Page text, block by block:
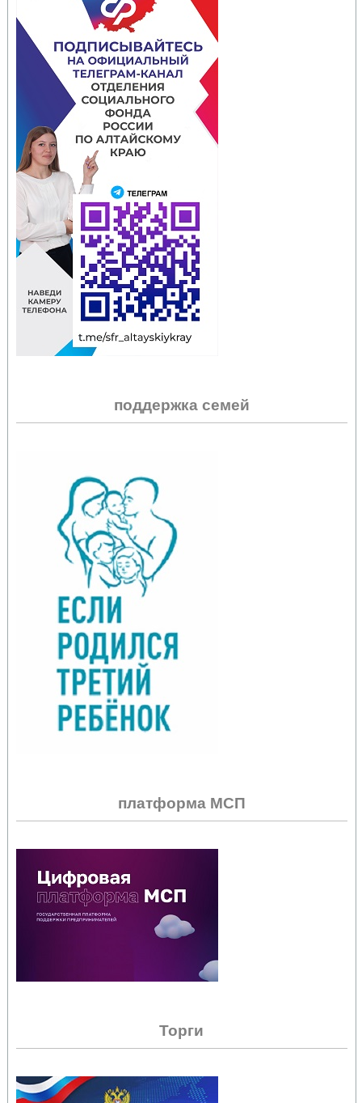
поддержка семей
платформа МСП
Торги